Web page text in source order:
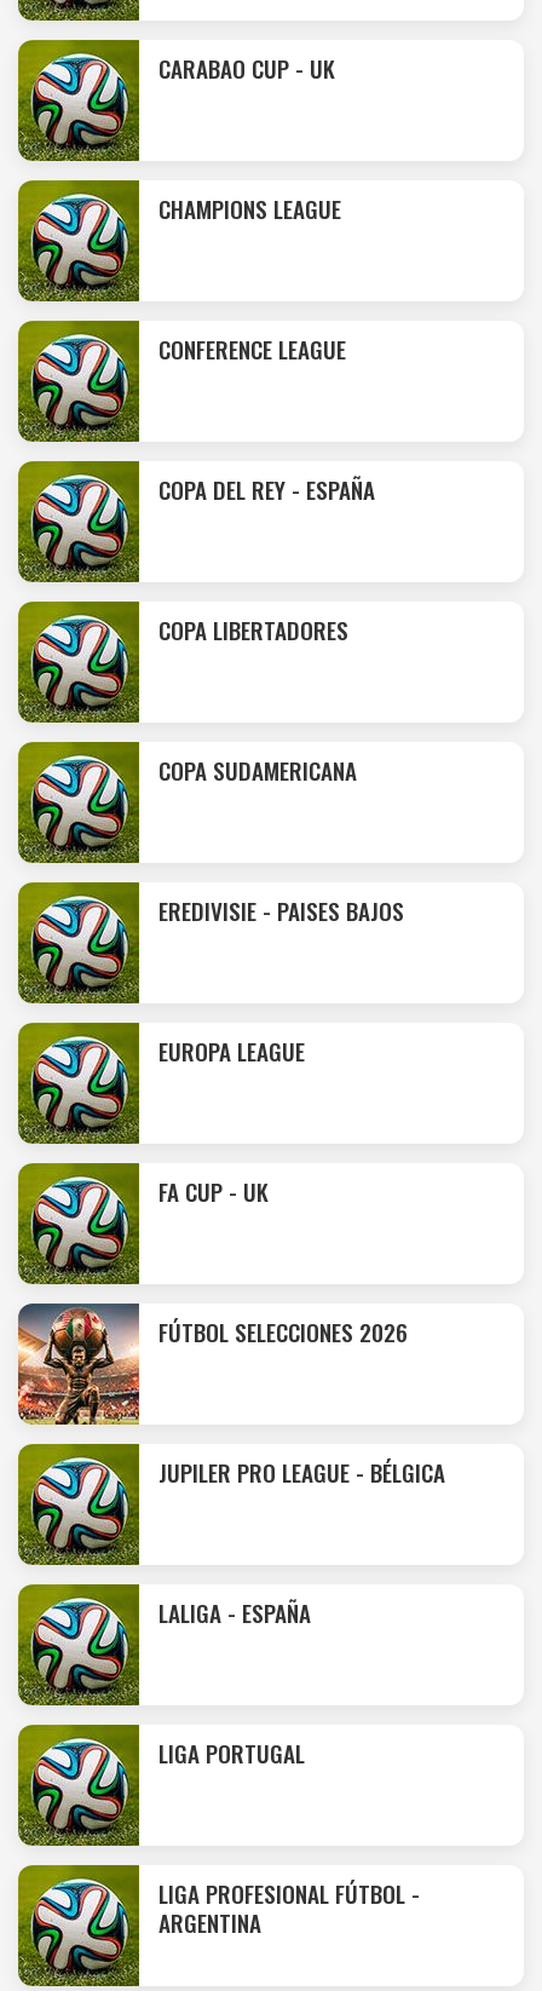
CARABAO CUP - UK
CHAMPIONS LEAGUE
CONFERENCE LEAGUE
COPA DEL REY - ESPAÑA
COPA LIBERTADORES
COPA SUDAMERICANA
EREDIVISIE - PAISES BAJOS
EUROPA LEAGUE
FA CUP - UK
FÚTBOL SELECCIONES 2026
JUPILER PRO LEAGUE - BÉLGICA
LALIGA - ESPAÑA
LIGA PORTUGAL
LIGA PROFESIONAL FÚTBOL -
ARGENTINA